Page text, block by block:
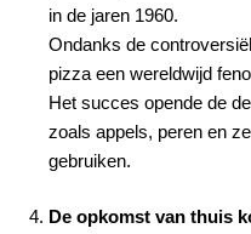
in de jaren 1960.
Ondanks de
pizza een wereldwijd
Het succes opende de
zoals appels, peren en
gebruiken.
De opkomst van thuis